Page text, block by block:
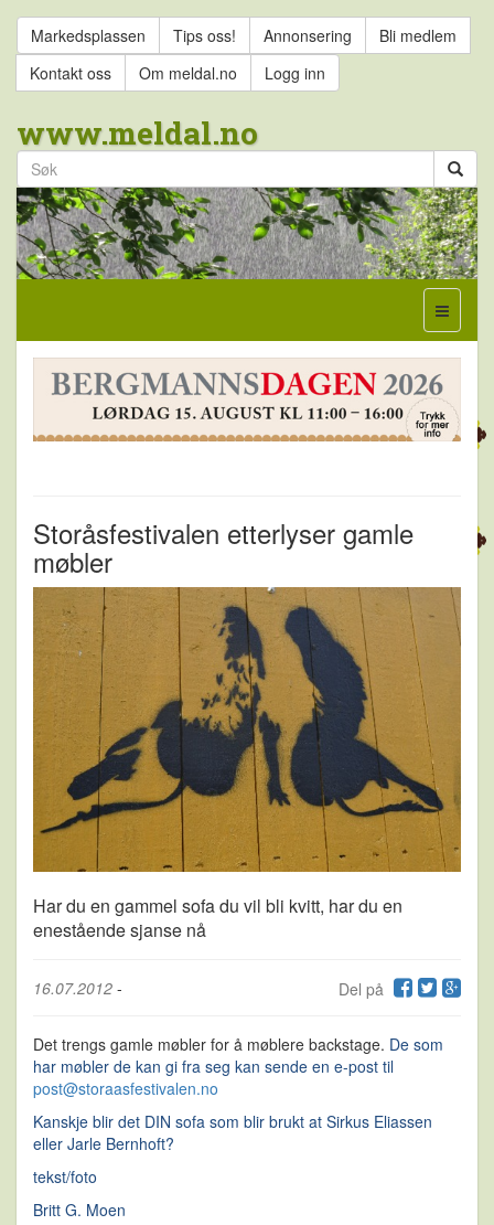
Markedsplassen Tips oss! Annonsering
Bli medlem
Kontakt oss
Om meldal.no Logg inn
www.meldal.no
Storåsfestivalen etterlyser gamle
møbler
Har du en gammel sofa du vil bli kvitt, har du en
enestående sjanse nå
Del på
16.07.2012 -
Det trengs gamle møbler for å møblere backstage. De som
har møbler de kan gi fra seg kan sende en e-post til
post@storaasfestivalen.no
Kanskje blir det DIN sofa som blir brukt at Sirkus Eliassen
eller Jarle Bernhoft?
tekst/foto
Britt G. Moen